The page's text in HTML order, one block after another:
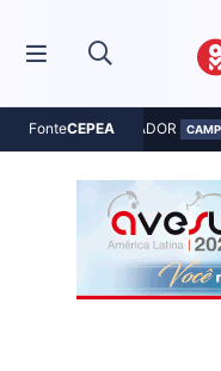
FonteCEPEA
MILHO - INDICADOR